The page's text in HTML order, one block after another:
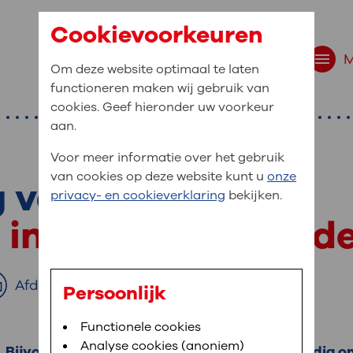
navigatie
bent u naar op
Bloedafname,MijnOLVG,Digitalisering
medische gegevens
In MijnOLVG kunt u uw medische
het u uitkomt. OLVG breidt MijnOLVG
verwijderen
door de
Afdrukken
Cookievoorkeuren
Om deze website optimaal te laten
functioneren maken wij gebruik van
cookies. Geef hieronder uw voorkeur
aan.
Voor meer informatie over het gebruik
van cookies op deze website kunt u onze
privacy- en cookieverklaring bekijken.
Persoonlijk
Functionele cookies
Analyse cookies (anoniem)